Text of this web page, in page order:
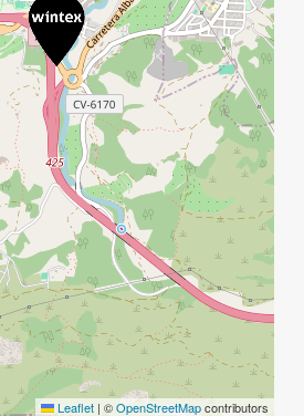
Leaflet | ©OpenStreetMapcontributors